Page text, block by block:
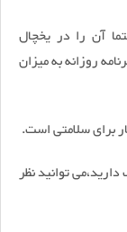
آن را در یخچال
روزانه به میزان
برای سلامتی است.
توانید نظر